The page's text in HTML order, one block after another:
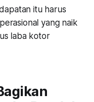
itu harus
yang naik
laba kotor